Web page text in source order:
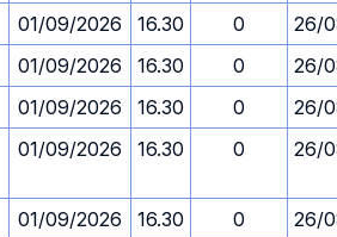
01/09/2026 16.30 0
26/
01/09/2026 16.30 0
26/
01/09/2026 16.30 0
26/
01/09/2026 16.30 0 26/
01/09/2026 16.30 0
26/